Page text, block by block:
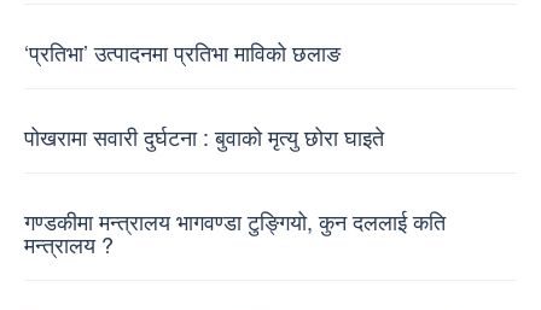
‘प्रतिभा’ उत्पादनमा प्रतिभा माविको छलाङ
पोखरामा सवारी दुर्घटना : बुवाको मृत्यु छोरा घाइते
गण्डकीमा मन्त्रालय भागवण्डा टुङ्गियो, कुन दललाई कति
मन्त्रालय ?